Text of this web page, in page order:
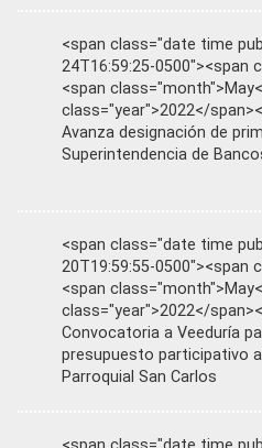
<span class="date time
24T16:59:25-0500"><span
<span
class="year">2022</
Avanza designación de
Superintendencia de
<span class="date time
20T19:59:55-0500"><span
<span
class="year">2022</
Convocatoria a Veeduría
presupuesto participativo
Parroquial San Carlos